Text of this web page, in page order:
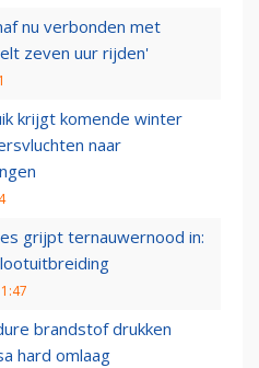
nu verbonden met
zeven uur rijden'
krijgt komende winter
naar
grijpt ternauwernood in:
brandstof drukken
hard omlaag